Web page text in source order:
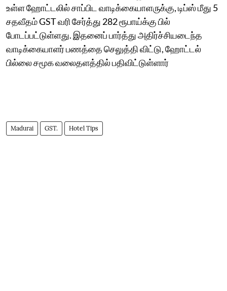
உள்ள ஹோட்டலில் சாப்பிட வாடிக்கையாளருக்கு, டிப்ஸ் மீது 5
சதவீதம் GST வரி சேர்த்து 282 ரூபாய்க்கு பில்
போடப்பட்டுள்ளது. இதனைப் பார்த்து அதிர்ச்சியடைந்த
வாடிக்கையாளர் பணத்தை செலுத்தி விட்டு, ஹோட்டல்
பில்லை சமூக வலைதளத்தில் பதிவிட்டுள்ளார்
Madurai GST. Hotel Tips